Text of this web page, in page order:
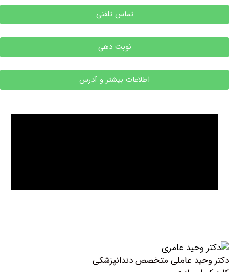
تماس تلفنی
نوبت دهی
اطلاعات بیشتر و آدرس
عاملی متخصص دندانپزشکی